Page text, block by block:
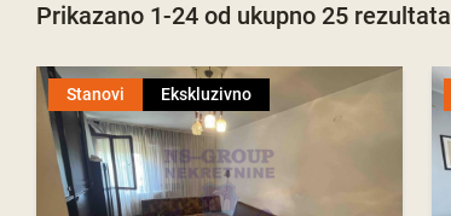
Prikazano 1-24 od ukupno 25 rezultata
Stanovi Ekskluzivno